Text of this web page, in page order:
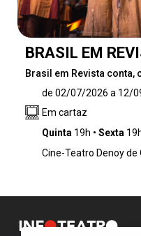
BRASIL EM
Brasil em Revista conta,
história do Brasil por
marcados pela
no teatro de revista, no
16 atores, atrizes e
de 02/07/2026 a 12/
Em cartaz
Quinta 19h Sexta
Cine-Teatro Denoy de